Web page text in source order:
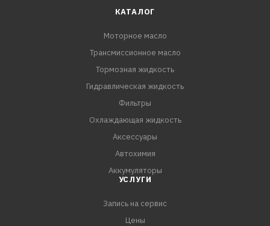
КАТАЛОГ
Моторное масло
Трансмиссионное масло
Тормозная жидкость
Гидравлическая жидкость
Фильтры
Охлаждающая жидкость
Аксессуары
Автохимия
Аккумуляторы
УСЛУГИ
Запись на сервис
Цены